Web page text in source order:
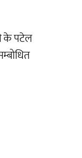
के पटेल